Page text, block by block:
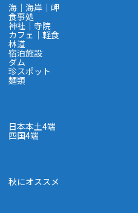
海｜海岸｜岬
食事処
神社｜寺院
カフェ｜軽食
林道
宿泊施設
ダム
珍スポット
麺類
日本本土4端
四国4端
秋にオススメ